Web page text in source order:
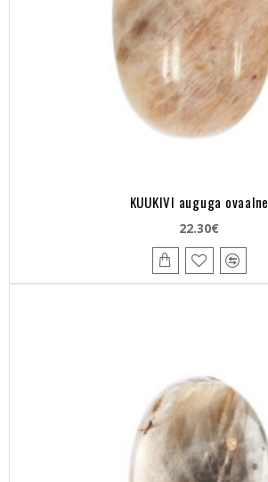
KUUKIVI auguga ovaalne
22.30€